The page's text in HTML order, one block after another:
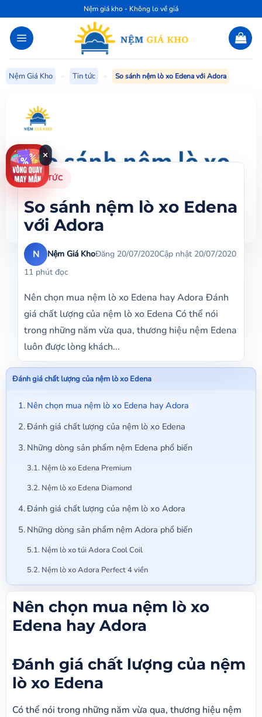
qua
nội
dung
Nệm giá kho - Không lo về giá
Nệm Giá Kho » Tin tức » So sánh nệm lò xo Edena với Adora
TIN TỨC
So sánh nệm lò xo Edena
với Adora
N Nệm Giá KhoĐăng 20/07/2020Cập nhật 20/07/2020
11 phút đọc
Nên chọn mua nệm lò xo Edena hay Adora Đánh
giá chất lượng của nệm lò xo Edena Có thể nói
trong những năm vừa qua, thương hiệu nệm Edena
luôn được lòng khách...
Đánh giá chất lượng của nệm lò xo Edena
Nên chọn mua nệm lò xo Edena hay Adora
Đánh giá chất lượng của nệm lò xo Edena
Những dòng sản phẩm nệm Edena phổ biến
Nệm lò xo Edena Premium
Nệm lò xo Edena Diamond
Đánh giá chất lượng của nệm lò xo Adora
Những dòng sản phẩm nệm Adora phổ biến
Nệm lò xo túi Adora Cool Coil
Nệm lò xo Adora Perfect 4 viền
Nên chọn mua nệm lò xo
Edena hay Adora
Đánh giá chất lượng của nệm
lò xo Edena
Có thể nói trong những năm vừa qua, thương hiệu nệm
×